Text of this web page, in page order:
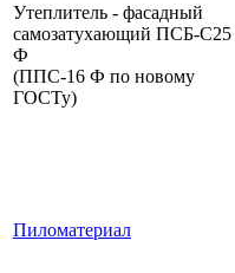
Утеплитель - фасадный
самозатухающий ПСБ-С25
Ф
(ППС-16 Ф по новому
ГОСТу)
Пиломатериал